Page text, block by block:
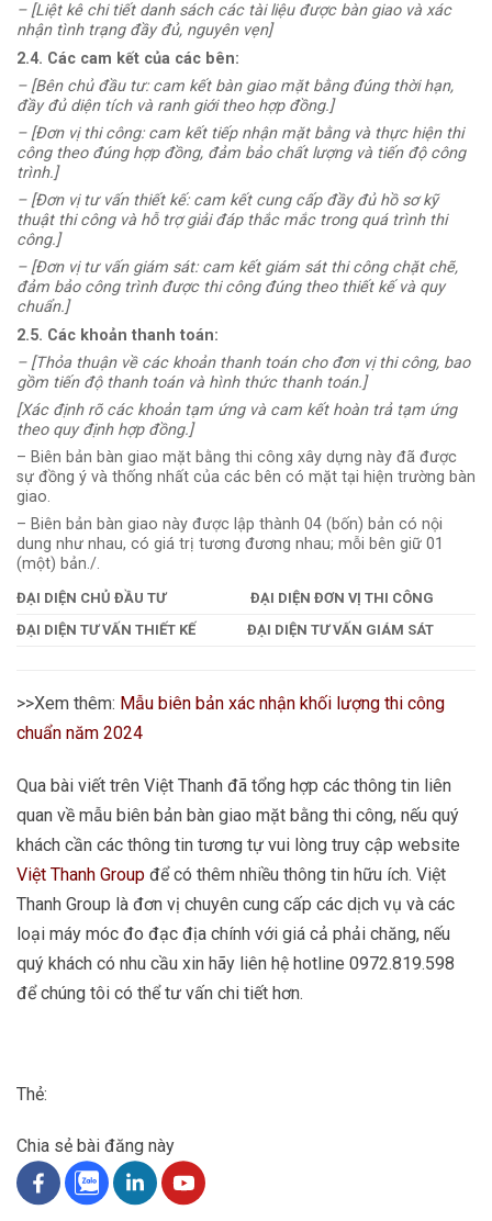
– [Liệt kê chi tiết danh sách các tài liệu được bàn giao và xác
nhận tình trạng đầy đủ, nguyên vẹn]
2.4. Các cam kết của các bên:
– [Bên chủ đầu tư: cam kết bàn giao mặt bằng đúng thời hạn,
đầy đủ diện tích và ranh giới theo hợp đồng.]
– [Đơn vị thi công: cam kết tiếp nhận mặt bằng và thực hiện thi
công theo đúng hợp đồng, đảm bảo chất lượng và tiến độ công
trình.]
– [Đơn vị tư vấn thiết kế: cam kết cung cấp đầy đủ hồ sơ kỹ
thuật thi công và hỗ trợ giải đáp thắc mắc trong quá trình thi
công.]
– [Đơn vị tư vấn giám sát: cam kết giám sát thi công chặt chẽ,
đảm bảo công trình được thi công đúng theo thiết kế và quy
chuẩn.]
2.5. Các khoản thanh toán:
– [Thỏa thuận về các khoản thanh toán cho đơn vị thi công, bao
gồm tiến độ thanh toán và hình thức thanh toán.]
[Xác định rõ các khoản tạm ứng và cam kết hoàn trả tạm ứng
theo quy định hợp đồng.]
– Biên bản bàn giao mặt bằng thi công xây dựng này đã được
sự đồng ý và thống nhất của các bên có mặt tại hiện trường bàn
giao.
– Biên bản bàn giao này được lập thành 04 (bốn) bản có nội
dung như nhau, có giá trị tương đương nhau; mỗi bên giữ 01
(một) bản./.
ĐẠI DIỆN CHỦ ĐẦU TƯ
ĐẠI DIỆN ĐƠN VỊ THI CÔNG
ĐẠI DIỆN TƯ VẤN THIẾT KẾ
ĐẠI DIỆN TƯ VẤN GIÁM SÁT
>>Xem thêm: Mẫu biên bản xác nhận khối lượng thi công
chuẩn năm 2024
Qua bài viết trên Việt Thanh đã tổng hợp các thông tin liên
quan về mẫu biên bản bàn giao mặt bằng thi công, nếu quý
khách cần các thông tin tương tự vui lòng truy cập website
Việt Thanh Group để có thêm nhiều thông tin hữu ích. Việt
Thanh Group là đơn vị chuyên cung cấp các dịch vụ và các
loại máy móc đo đạc địa chính với giá cả phải chăng, nếu
quý khách có nhu cầu xin hãy liên hệ hotline 0972.819.598
để chúng tôi có thể tư vấn chi tiết hơn.
Thẻ:
Chia sẻ bài đăng này